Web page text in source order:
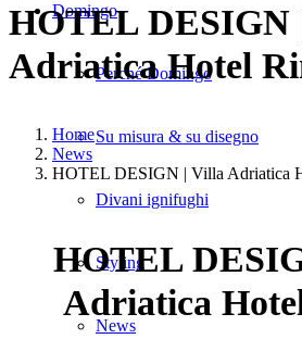
Domingo
Perché Domingo
Su misura & su disegno
Divani ignifughi
Styling
News
HOTEL DESIGN
Adriatica Hotel
Home
News
HOTEL DESIGN | Villa Adriatica
HOTEL
Adriatica